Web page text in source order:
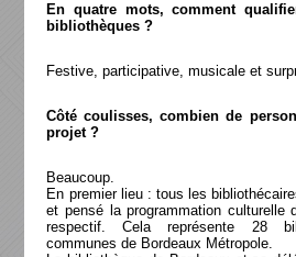
En quatre mots, comment
bibliothèques ?
Festive, participative, musicale et
Côté coulisses, combien de
projet ?
Beaucoup.
En premier lieu : tous les
et pensé la programmation culturelle
respectif. Cela représente 28
communes de Bordeaux Métropole.